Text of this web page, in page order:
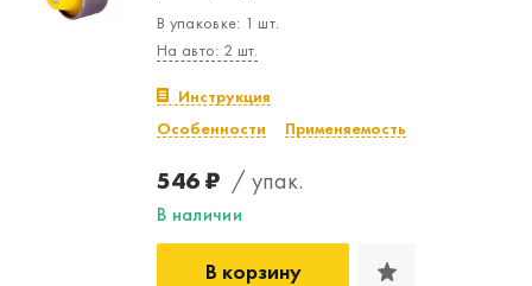
В упаковке: 1 шт.
На авто: 2 шт.
Инструкция
Особенности
Применяемость
546 ₽ / упак.
В наличии
В корзину